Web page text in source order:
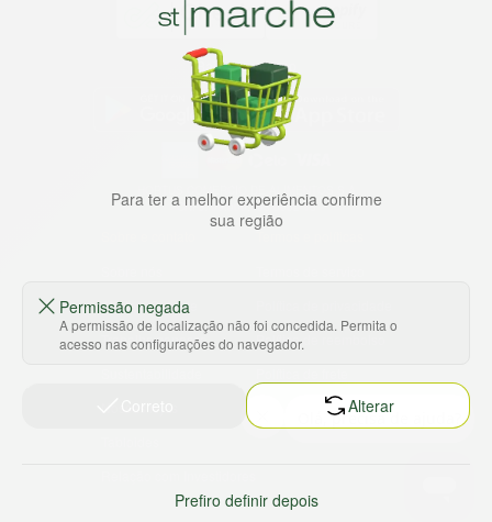
HORTUS COMERCIO DE ALIMENTOS S.A
CNPJ: 09.000.493/0002-15
Ajuda e Suporte
Trabalhe conosco
Termos e políticas
Política de reembolso
Baixe nosso app
Para ter a melhor experiência confirme
sua região
Permissão negada
A permissão de localização não foi concedida. Permita o
acesso nas configurações do navegador.
Alterar
Prefiro definir depois